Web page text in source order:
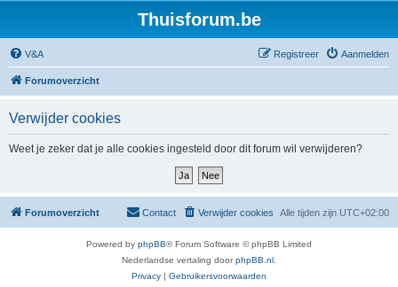
Thuisforum.be
V&A Aanmelden
Registreer
Forumoverzicht
Verwijder cookies
Weet je zeker dat je alle cookies ingesteld door dit forum wil verwijderen?
Forumoverzicht Alle tijden zijn UTC+02:00
Verwijder cookies
Contact
Powered by phpBB® Forum Software © phpBB Limited
Nederlandse vertaling doorphpBB.nl
Privacy | Gebruikersvoorwaarden